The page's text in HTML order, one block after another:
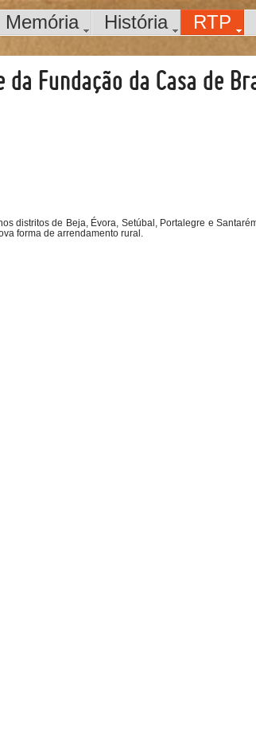
Memória História RTP
Fundação da Casa de
distritos de Beja, Évora, Setúbal, Portalegre e
forma de arrendamento rural.